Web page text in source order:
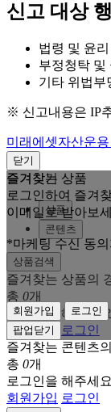
신고 대상
법령 및 윤
부정청탁 및
기타 위법부
※ 신고내용은 IP
미래에셋자산운
닫기
즐겨찾는 상품
로그인하여 즐겨
이메일로 받아보
*마케팅 수신 동
회원가입
로그인
팝업닫기
즐겨찾기
상품
콘텐츠
상품검색
즐겨찾는 상품의
총 0개
로그인을 해주세
회원가입
로그인
즐겨찾는 콘텐츠
총 0개
로그인을 해주세
회원가입 로그인